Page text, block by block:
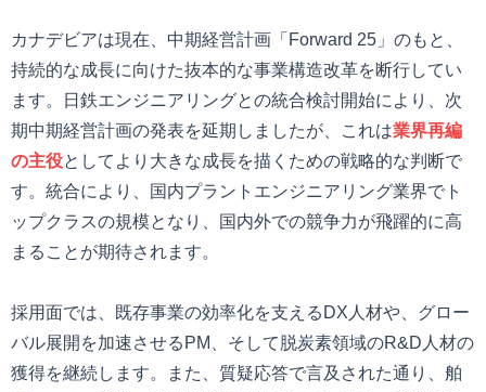
カナデビアは現在、中期経営計画「Forward 25」のもと、
持続的な成長に向けた抜本的な事業構造改革を断行してい
ます。日鉄エンジニアリングとの統合検討開始により、次
期中期経営計画の発表を延期しましたが、これは業界再編
の主役としてより大きな成長を描くための戦略的な判断で
す。統合により、国内プラントエンジニアリング業界でト
ップクラスの規模となり、国内外での競争力が飛躍的に高
まることが期待されます。
採用面では、既存事業の効率化を支えるDX人材や、グロー
バル展開を加速させるPM、そして脱炭素領域のR&D人材の
獲得を継続します。また、質疑応答で言及された通り、舶